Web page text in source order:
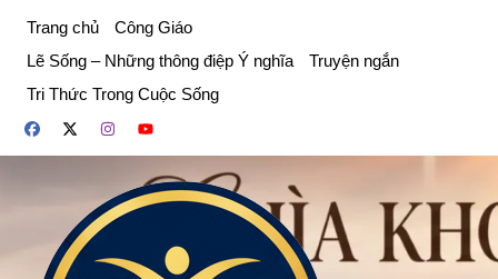
phần
dung
Trang chủ
Công Giáo
Lẽ Sống – Những thông điệp Ý nghĩa
Truyện ngắn
Tri Thức Trong Cuộc Sống